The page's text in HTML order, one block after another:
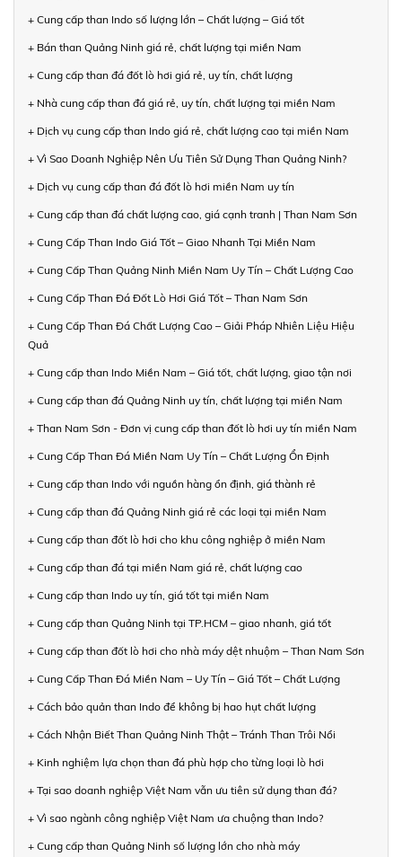
+ Cung cấp than Indo số lượng lớn – Chất lượng – Giá tốt
+ Bán than Quảng Ninh giá rẻ, chất lượng tại miền Nam
+ Cung cấp than đá đốt lò hơi giá rẻ, uy tín, chất lượng
+ Nhà cung cấp than đá giá rẻ, uy tín, chất lượng tại miền Nam
+ Dịch vụ cung cấp than Indo giá rẻ, chất lượng cao tại miền Nam
+ Vì Sao Doanh Nghiệp Nên Ưu Tiên Sử Dụng Than Quảng Ninh?
+ Dịch vụ cung cấp than đá đốt lò hơi miền Nam uy tín
+ Cung cấp than đá chất lượng cao, giá cạnh tranh | Than Nam Sơn
+ Cung Cấp Than Indo Giá Tốt – Giao Nhanh Tại Miền Nam
+ Cung Cấp Than Quảng Ninh Miền Nam Uy Tín – Chất Lượng Cao
+ Cung Cấp Than Đá Đốt Lò Hơi Giá Tốt – Than Nam Sơn
+ Cung Cấp Than Đá Chất Lượng Cao – Giải Pháp Nhiên Liệu Hiệu
Quả
+ Cung cấp than Indo Miền Nam – Giá tốt, chất lượng, giao tận nơi
+ Cung cấp than đá Quảng Ninh uy tín, chất lượng tại miền Nam
+ Than Nam Sơn - Đơn vị cung cấp than đốt lò hơi uy tín miền Nam
+ Cung Cấp Than Đá Miền Nam Uy Tín – Chất Lượng Ổn Định
+ Cung cấp than Indo với nguồn hàng ổn định, giá thành rẻ
+ Cung cấp than đá Quảng Ninh giá rẻ các loại tại miền Nam
+ Cung cấp than đốt lò hơi cho khu công nghiệp ở miền Nam
+ Cung cấp than đá tại miền Nam giá rẻ, chất lượng cao
+ Cung cấp than Indo uy tín, giá tốt tại miền Nam
+ Cung cấp than Quảng Ninh tại TP.HCM – giao nhanh, giá tốt
+ Cung cấp than đốt lò hơi cho nhà máy dệt nhuộm – Than Nam Sơn
+ Cung Cấp Than Đá Miền Nam – Uy Tín – Giá Tốt – Chất Lượng
+ Cách bảo quản than Indo để không bị hao hụt chất lượng
+ Cách Nhận Biết Than Quảng Ninh Thật – Tránh Than Trôi Nổi
+ Kinh nghiệm lựa chọn than đá phù hợp cho từng loại lò hơi
+ Tại sao doanh nghiệp Việt Nam vẫn ưu tiên sử dụng than đá?
+ Vì sao ngành công nghiệp Việt Nam ưa chuộng than Indo?
+ Cung cấp than Quảng Ninh số lượng lớn cho nhà máy